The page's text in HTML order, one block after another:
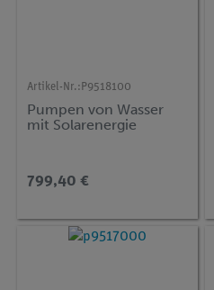
Artikel-Nr.: P9518100
Pumpen von Wasser
mit Solarenergie
799,40 €